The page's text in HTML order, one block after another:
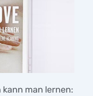
kann man lernen: